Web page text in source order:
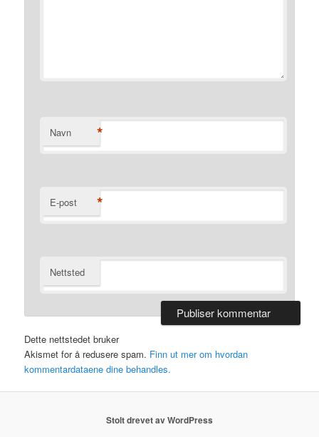
Navn *
E-post *
Nettsted
Dette nettstedet bruker
Akismet for å redusere spam. Finn ut mer om hvordan
kommentardataene dine behandles.
Stolt drevet av WordPress